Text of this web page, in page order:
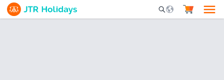
Mobile Search